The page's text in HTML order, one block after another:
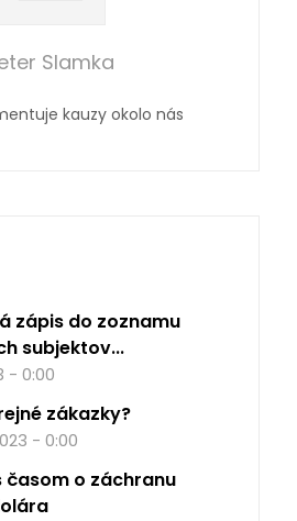
Slamka
kauzy okolo nás
zápis do zoznamu
subjektov...
- 0:00
zákazky?
- 0:00
časom o záchranu